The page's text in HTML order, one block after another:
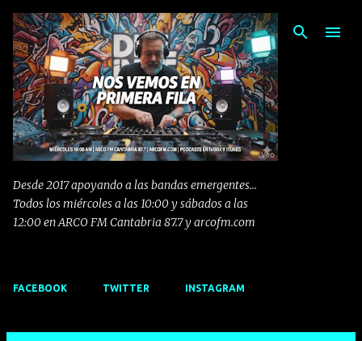
Ir al contenido principal
Desde 2017 apoyando a las bandas emergentes...
Todos los miércoles a las 10:00 y sábados a las
12:00 en ARCO FM Cantabria 87.7 y arcofm.com
FACEBOOK TWITTER INSTAGRAM